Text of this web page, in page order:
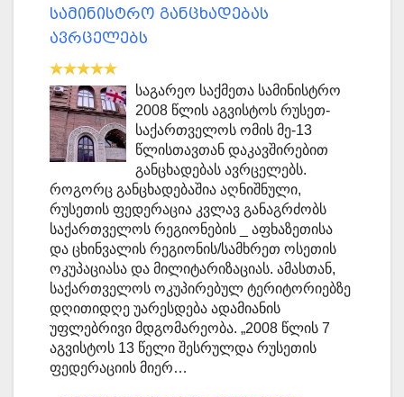
სამინისტრო განცხადებას
ავრცელებს
საგარეო საქმეთა სამინისტრო
2008 წლის აგვისტოს რუსეთ-
საქართველოს ომის მე-13
წლისთავთან დაკავშირებით
განცხადებას ავრცელებს.
როგორც განცხადებაშია აღნიშნული,
რუსეთის ფედერაცია კვლავ განაგრძობს
საქართველოს რეგიონების _ აფხაზეთისა
და ცხინვალის რეგიონის/სამხრეთ ოსეთის
ოკუპაციასა და მილიტარიზაციას. ამასთან,
საქართველოს ოკუპირებულ ტერიტორიებზე
დღითიდღე უარესდება ადამიანის
უფლებრივი მდგომარეობა. „2008 წლის 7
აგვისტოს 13 წელი შესრულდა რუსეთის
ფედერაციის მიერ…